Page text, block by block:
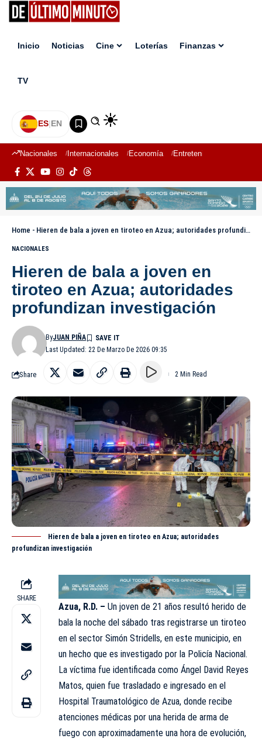
Inicio Noticias Cine Loterías Finanzas
TV
ES|EN
Nacionales Internacionales Economía Entretenimiento
Home - Hieren de bala a joven en tiroteo en Azua; autoridades profundizan investigación
NACIONALES
Hieren de bala a joven en
tiroteo en Azua; autoridades
profundizan investigación
Last Updated: 22 De Marzo De 2026 09:35
ByJUAN PIÑA
Share 2 Min Read
Hieren de bala a joven en tiroteo en Azua; autoridades
profundizan investigación
SHARE
Azua, R.D. – Un joven de 21 años resultó herido de
bala la noche del sábado tras registrarse un tiroteo
en el sector Simón Stridells, en este municipio, en
un hecho que es investigado por la Policía Nacional.
La víctima fue identificada como Ángel David Reyes
Matos, quien fue trasladado e ingresado en el
Hospital Traumatológico de Azua, donde recibe
atenciones médicas por una herida de arma de
fuego con aproximadamente una hora de evolución,